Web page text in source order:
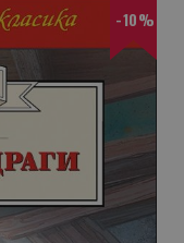
-10%